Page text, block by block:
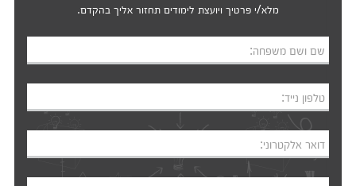
מלא/י פרטיך ויועצת לימודים תחזור אליך בהקדם.
שם ושם משפחה:
טלפון נייד:
דואר אלקטרוני: